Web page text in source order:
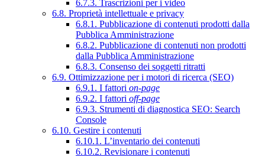
6.7.3. Trascrizioni per i video
6.8. Proprietà intellettuale e privacy
6.8.1. Pubblicazione di contenuti prodotti dalla
Pubblica Amministrazione
6.8.2. Pubblicazione di contenuti non prodotti
dalla Pubblica Amministrazione
6.8.3. Consenso dei soggetti ritratti
6.9. Ottimizzazione per i motori di ricerca (SEO)
6.9.1. I fattori on-page
6.9.2. I fattori off-page
6.9.3. Strumenti di diagnostica SEO: Search
Console
6.10. Gestire i contenuti
6.10.1. L’inventario dei contenuti
6.10.2. Revisionare i contenuti